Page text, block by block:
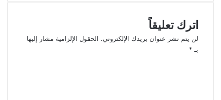
اترك تعليقاً
لن يتم نشر عنوان بريدك الإلكتروني. الحقول الإلزامية مشار إليها
بـ *